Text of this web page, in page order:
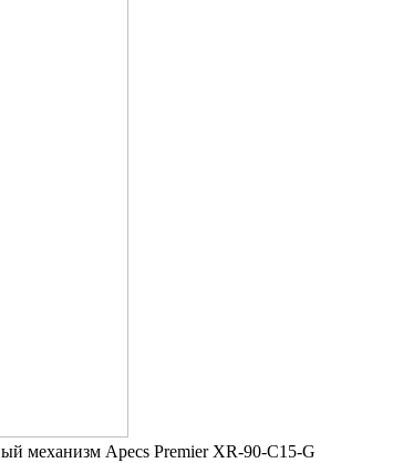
механизм Apecs Premier XR-90-C15-G